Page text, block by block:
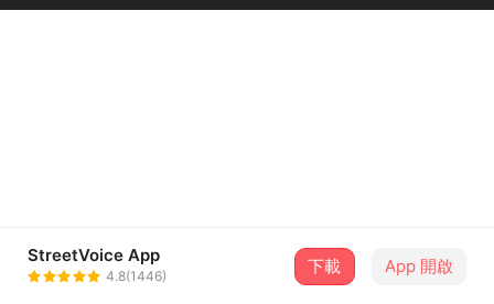
StreetVoice App
4.8(1446) 下載 App 開啟